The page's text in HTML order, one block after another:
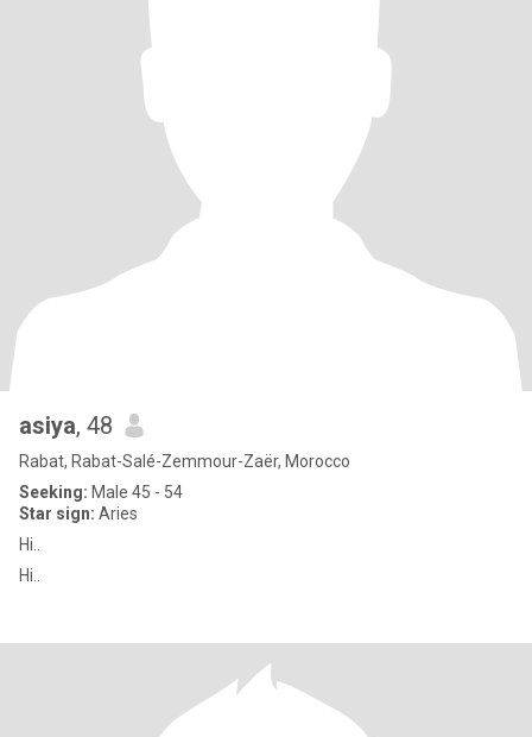
asiya, 48
Rabat, Rabat-Salé-Zemmour-Zaër, Morocco
Seeking: Male 45 - 54
Star sign: Aries
Hi..
Hi..